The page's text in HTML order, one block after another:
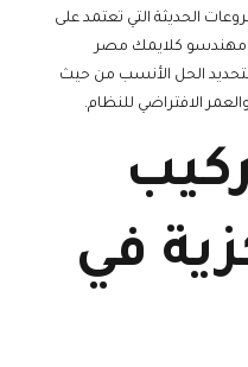
الحديثة التي تعتمد على
مهندسو كلايمك مصر
الحل الأنسب من حيث
الافتراضي للنظام.
في